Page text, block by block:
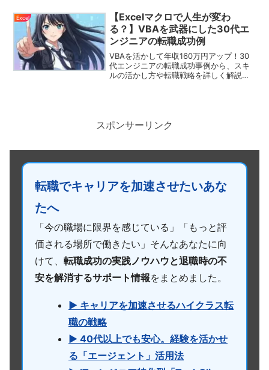
Excelの関数を使いたいけど、どうやって
使えばい...
Excel
【Excelマクロで人生が変わ
る？】VBAを武器にした30代エ
ンジニアの転職成功例
VBAを活かして年収160万円アップ！30
代エンジニアの転職成功事例から、スキ
ルの活かし方や転職戦略を詳しく解説し
スポンサーリンク
転職でキャリアを加速させたいあな
たへ
「今の職場に限界を感じている」「もっと評
価される場所で働きたい」そんなあなたに向
けて、 転職成功の実践ノウハウと退職時の不
安を解消するサポート情報をまとめました。
▶ キャリアを加速させるハイクラス転
職の戦略
▶ 40代以上でも安心。経験を活かせ
る「エージェント」活用法